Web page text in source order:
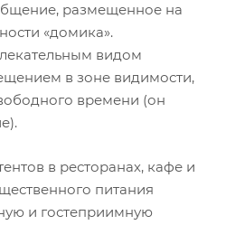
размещенное на
«домика».
видом
в зоне видимости,
времени (он
в ресторанах, кафе и
питания
и гостеприимную